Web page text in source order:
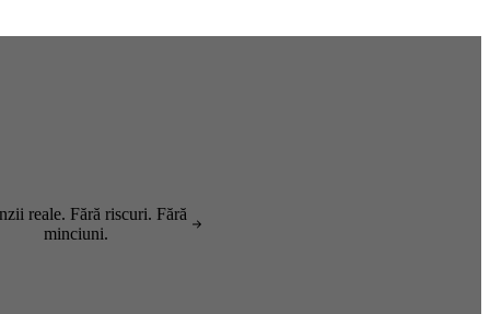
reale. Fără riscuri. Fără
minciuni.